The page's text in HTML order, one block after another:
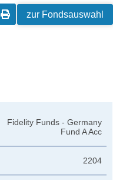
 zur Fondsauswahl
Fidelity Funds - Germany
Fund A Acc
2204